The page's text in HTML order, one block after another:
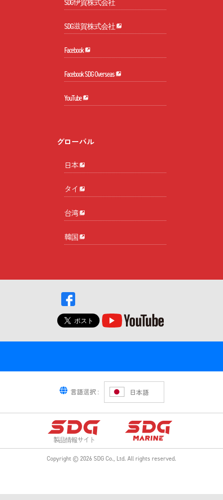
SDG伊賀株式会社
SDG滋賀株式会社
Facebook
Facebook SDG Overseas
YouTube
グローバル
日本
タイ
台湾
韓国
言語選択 : 日本語
製品情報サイト
Copyright © 2026SDG Co., Ltd. All rights reserved.